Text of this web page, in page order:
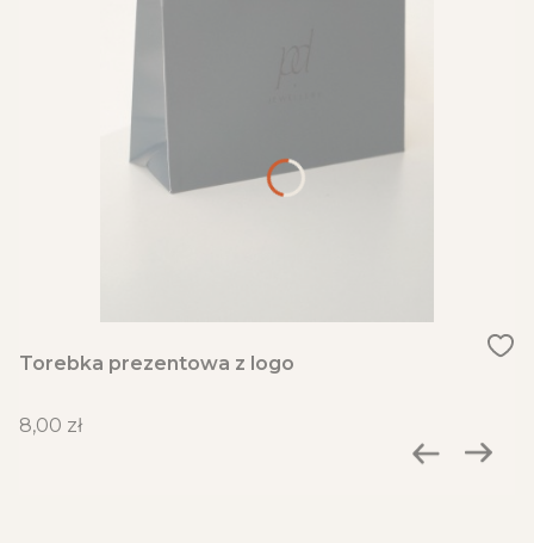
Torebka prezentowa z logo
Cena
8,00 zł